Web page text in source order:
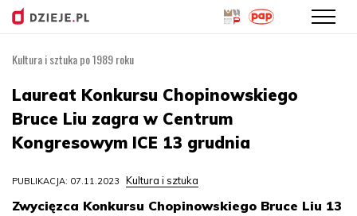
treści
Kultura i sztuka po 1989 roku
Laureat Konkursu Chopinowskiego
Bruce Liu zagra w Centrum
Kongresowym ICE 13 grudnia
PUBLIKACJA: 07.11.2023 Kultura i sztuka
Zwycięzca Konkursu Chopinowskiego Bruce Liu 13